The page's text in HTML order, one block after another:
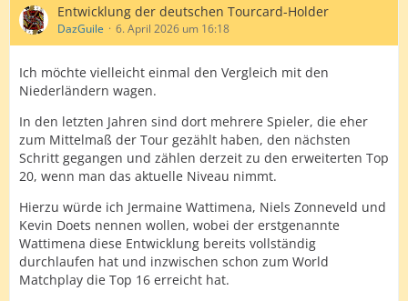
Entwicklung der deutschen Tourcard-Holder
DazGuile 6. April 2026 um 16:18
Ich möchte vielleicht einmal den Vergleich mit den
Niederländern wagen.
In den letzten Jahren sind dort mehrere Spieler, die eher
zum Mittelmaß der Tour gezählt haben, den nächsten
Schritt gegangen und zählen derzeit zu den erweiterten Top
20, wenn man das aktuelle Niveau nimmt.
Hierzu würde ich Jermaine Wattimena, Niels Zonneveld und
Kevin Doets nennen wollen, wobei der erstgenannte
Wattimena diese Entwicklung bereits vollständig
durchlaufen hat und inzwischen schon zum World
Matchplay die Top 16 erreicht hat.